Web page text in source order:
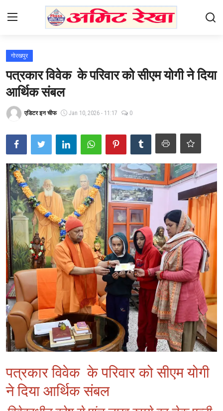
Home
Contact
उत्तर प्रदेश
एजुकेशन
हेल्थ
राजनीति
क्राइम
साहित्यिक
गोरखपुर
पत्रकार विवेक के परिवार को सीएम योगी ने दिया
आर्थिक संबल
एडिटर इन चीफ Jan 10, 2026 - 11:17 0
पत्रकार विवेक के परिवार को सीएम योगी
ने दिया आर्थिक संबल